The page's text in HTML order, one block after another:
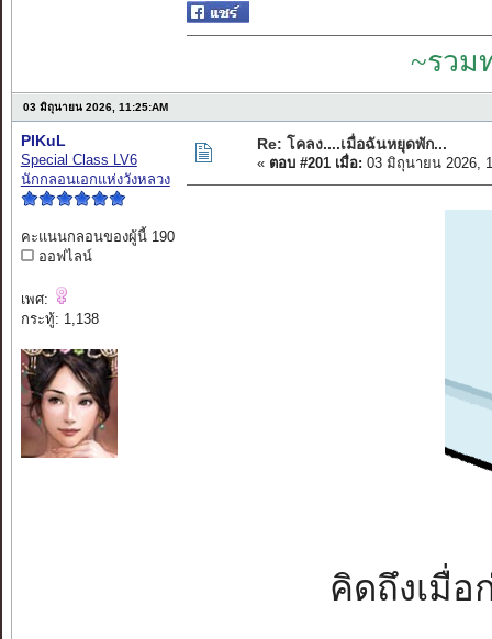
~รวม
03 มิถุนายน 2026, 11:25:AM
PIKuL
Special Class LV6
นักกลอนเอกแห่งวังหลวง
คะแนนกลอนของผู้นี้ 190
ออฟไลน์
เพศ:
กระทู้: 1,138
Re: โคลง....เมื่อฉันหยุดพัก...
« ตอบ #201 เมื่อ: 03 มิถุนายน 2026,
คิดถึงเมื่อ